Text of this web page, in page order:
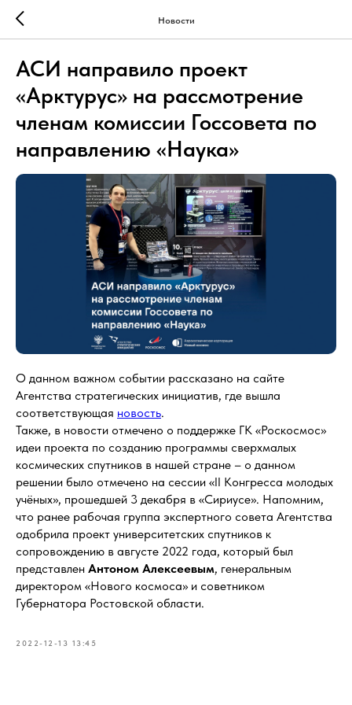
Новости
АСИ направило проект
«Арктурус» на рассмотрение
членам комиссии Госсовета по
направлению «Наука»
О данном важном событии рассказано на сайте
Агентства стратегических инициатив, где вышла
соответствующая новость.
Также, в новости отмечено о поддержке ГК «Роскосмос»
идеи проекта по созданию программы сверхмалых
космических спутников в нашей стране – о данном
решении было отмечено на сессии «II Конгресса молодых
учёных», прошедшей 3 декабря в «Сириусе». Напомним,
что ранее рабочая группа экспертного совета Агентства
одобрила проект университетских спутников к
сопровождению в августе 2022 года, который был
представлен Антоном Алексеевым, генеральным
директором «Нового космоса» и советником
Губернатора Ростовской области.
2022-12-13 13:45